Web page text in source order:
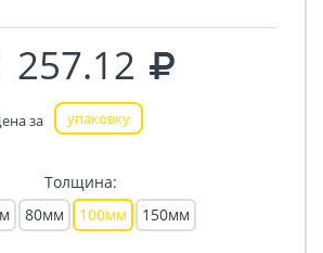
257.12
за упаковку
Толщина:
80мм 100мм 150мм